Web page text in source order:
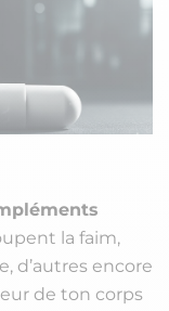
la faim,
d’autres encore
de ton corps